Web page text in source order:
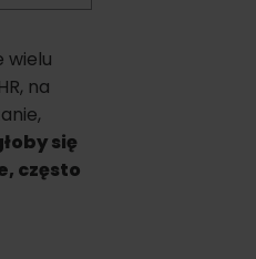
wielu
na
się
często